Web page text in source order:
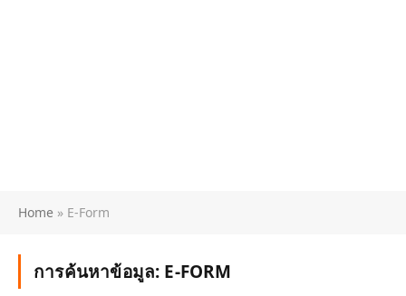
Home » E-Form
การค้นหาข้อมูล: E-FORM